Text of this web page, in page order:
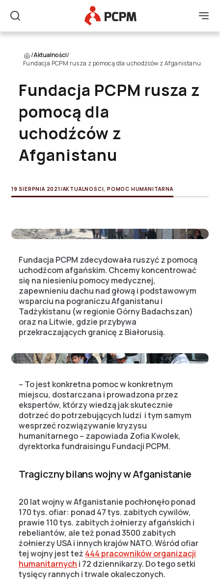
Szukaj
Główne Logo
/Aktualności/
Fundacja PCPM rusza z pomocą dla uchodźców z Afganistanu
Fundacja PCPM rusza z
pomocą dla
uchodźców z
Afganistanu
19 SIERPNIA 2021 /AKTUALNOŚCI,POMOC HUMANITARNA
Fundacja PCPM zdecydowała ruszyć z pomocą
uchodźcom afgańskim. Chcemy koncentrować
się na niesieniu pomocy medycznej,
zapewnieniu dachu nad głową i podstawowym
wsparciu na pograniczu Afganistanu i
Tadżykistanu (w regionie Górny Badachszan)
oraz na Litwie, gdzie przybywa
przekraczających granicę z Białorusią.
– To jest konkretna pomoc w konkretnym
miejscu, dostarczana i prowadzona przez
ekspertów, którzy wiedzą jak skutecznie
dotrzeć do potrzebujących ludzi i tym samym
wesprzeć rozwiązywanie kryzysu
humanitarnego – zapowiada Zofia Kwolek,
dyrektorka fundraisingu Fundacji PCPM.
Tragiczny bilans wojny w Afganistanie
20 lat wojny w Afganistanie pochłonęło ponad
170 tys. ofiar: ponad 47 tys. zabitych cywilów,
prawie 110 tys. zabitych żołnierzy afgańskich i
rebeliantów, ale też ponad 3500 zabitych
żołnierzy USA i innych krajów NATO. Wśród ofiar
tej wojny jest też 444 pracowników organizacji
humanitarnych i 72 dziennikarzy. Do tego setki
tysięcy rannych i trwale okaleczonych.